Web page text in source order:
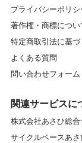
プライバシーポリシ
著作権・商標につい
特定商取引法に基
よくある質問
問い合わせフォーム
関連サービスに
株式会社あさひ総合
サイクルベースあ